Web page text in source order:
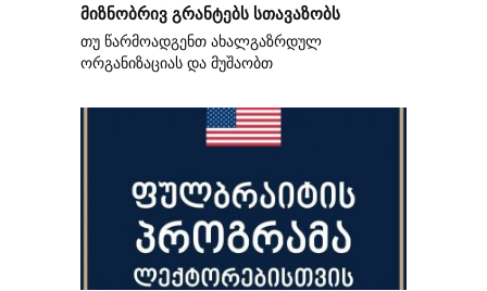
მიზნობრივ გრანტებს სთავაზობს
თუ წარმოადგენთ ახალგაზრდულ
ორგანიზაციას და მუშაობთ